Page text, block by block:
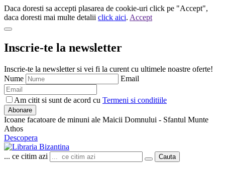
Daca doresti sa accepti plasarea de cookie-uri click pe "Accept",
daca doresti mai multe detalii click aici. Accept
Inscrie-te la newsletter
Inscrie-te la newsletter si vei fi la curent cu ultimele noastre oferte!
Nume
Email
Am citit si sunt de acord cu Termeni si conditiile
Abonare
Icoane facatoare de minuni ale Maicii Domnului - Sfantul Munte
Athos
Descopera
... ce citim azi Cauta